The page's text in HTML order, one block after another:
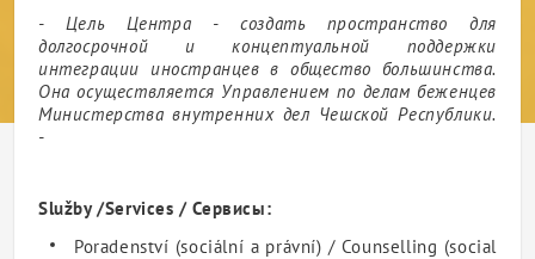
- Цель Центра - создать пространство для
долгосрочной и концептуальной поддержки
интеграции иностранцев в общество большинства.
Она осуществляется Управлением по делам беженцев
Министерства внутренних дел Чешской Республики.
-
Služby /Services / Сервисы:
Poradenství (sociální a právní) / Counselling (social